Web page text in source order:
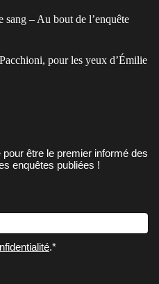
– Au bout de l’enquête
pour les yeux d’Émilie
être le premier informé des
enquêtes publiées !
.*